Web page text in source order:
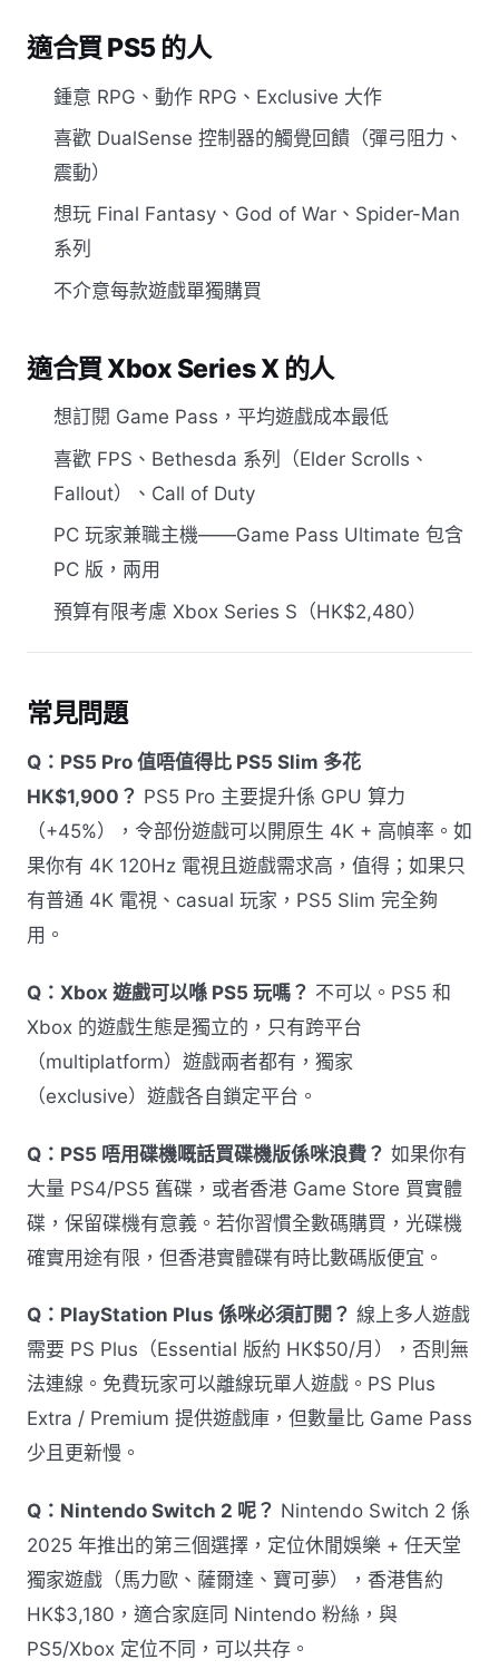
適合買 PS5 的人
鍾意 RPG、動作 RPG、Exclusive 大作
喜歡 DualSense 控制器的觸覺回饋（彈弓阻力、
震動）
想玩 Final Fantasy、God of War、Spider-Man
系列
不介意每款遊戲單獨購買
適合買 Xbox Series X 的人
想訂閱 Game Pass，平均遊戲成本最低
喜歡 FPS、Bethesda 系列（Elder Scrolls、
Fallout）、Call of Duty
PC 玩家兼職主機——Game Pass Ultimate 包含
PC 版，兩用
預算有限考慮 Xbox Series S（HK$2,480）
常見問題
Q：PS5 Pro 值唔值得比 PS5 Slim 多花
HK$1,900？ PS5 Pro 主要提升係 GPU 算力
（+45%），令部份遊戲可以開原生 4K + 高幀率。如
果你有 4K 120Hz 電視且遊戲需求高，值得；如果只
有普通 4K 電視、casual 玩家，PS5 Slim 完全夠
用。
Q：Xbox 遊戲可以喺 PS5 玩嗎？ 不可以。PS5 和
Xbox 的遊戲生態是獨立的，只有跨平台
（multiplatform）遊戲兩者都有，獨家
（exclusive）遊戲各自鎖定平台。
Q：PS5 唔用碟機嘅話買碟機版係咪浪費？ 如果你有
大量 PS4/PS5 舊碟，或者香港 Game Store 買實體
碟，保留碟機有意義。若你習慣全數碼購買，光碟機
確實用途有限，但香港實體碟有時比數碼版便宜。
Q：PlayStation Plus 係咪必須訂閱？ 線上多人遊戲
需要 PS Plus（Essential 版約 HK$50/月），否則無
法連線。免費玩家可以離線玩單人遊戲。PS Plus
Extra / Premium 提供遊戲庫，但數量比 Game Pass
少且更新慢。
Q：Nintendo Switch 2 呢？ Nintendo Switch 2 係
2025 年推出的第三個選擇，定位休閒娛樂 + 任天堂
獨家遊戲（馬力歐、薩爾達、寶可夢），香港售約
HK$3,180，適合家庭同 Nintendo 粉絲，與
PS5/Xbox 定位不同，可以共存。